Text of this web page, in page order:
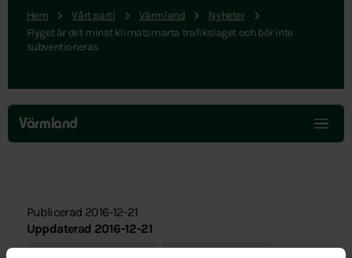
Hem Vårt parti Värmland
Nyheter
Flyget är det minst klimatsmarta trafikslaget och bör inte
subventioneras
Hoppa
över
menyn
Värmland
Publicerad 2016-12-21
Uppdaterad 2016-12-21